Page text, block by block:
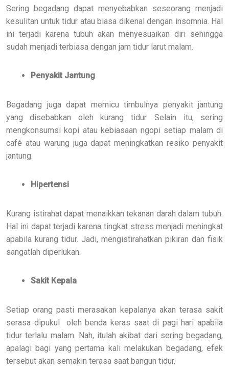
Sering begadang dapat menyebabkan seseorang menjadi
kesulitan untuk tidur atau biasa dikenal dengan insomnia. Hal
ini terjadi karena tubuh akan menyesuaikan diri sehingga
sudah menjadi terbiasa dengan jam tidur larut malam.
Penyakit Jantung
Begadang juga dapat memicu timbulnya penyakit jantung
yang disebabkan oleh kurang tidur. Selain itu, sering
mengkonsumsi kopi atau kebiasaan ngopi setiap malam di
café atau warung juga dapat meningkatkan resiko penyakit
jantung.
Hipertensi
Kurang istirahat dapat menaikkan tekanan darah dalam tubuh.
Hal ini dapat terjadi karena tingkat stress menjadi meningkat
apabila kurang tidur. Jadi, mengistirahatkan pikiran dan fisik
sangatlah diperlukan.
Sakit Kepala
Setiap orang pasti merasakan kepalanya akan terasa sakit
serasa dipukul oleh benda keras saat di pagi hari apabila
tidur terlalu malam. Nah, itulah akibat dari sering begadang,
apalagi bagi yang pertama kali melakukan begadang, efek
tersebut akan semakin terasa saat bangun tidur.